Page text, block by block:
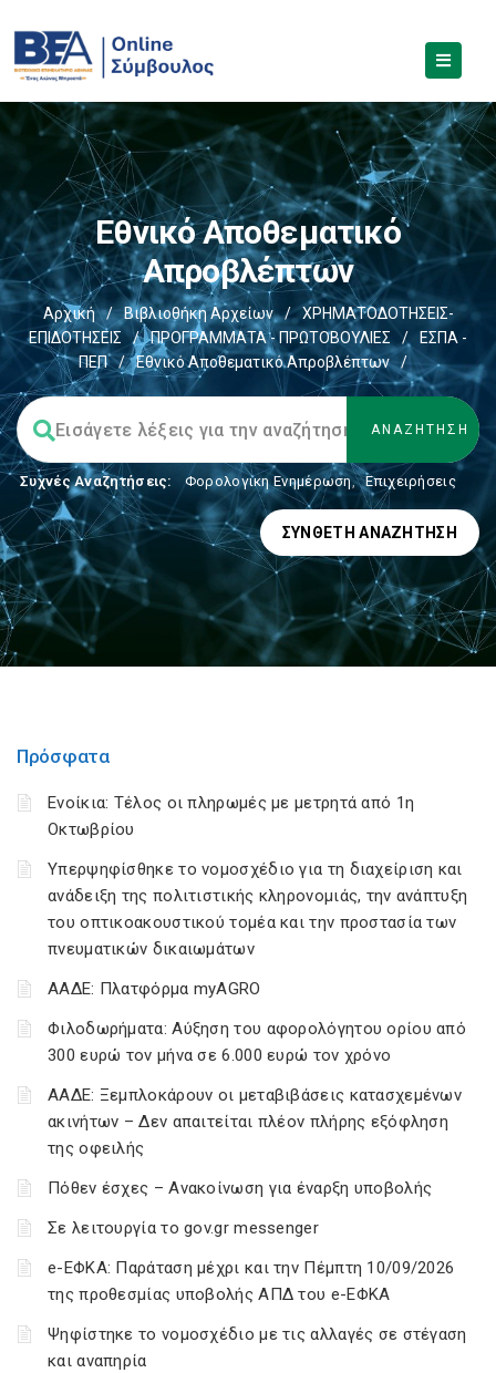
Εθνικό Αποθεματικό
Απροβλέπτων
Αρχική / Βιβλιοθήκη Αρχείων /
ΧΡΗΜΑΤΟΔΟΤΗΣΕΙΣ-
ΕΠΙΔΟΤΗΣΕΙΣ
/ ΠΡΟΓΡΑΜΜΑΤΑ - ΠΡΩΤΟΒΟΥΛΙΕΣ /
ΕΣΠΑ -
ΠΕΠ
/ Εθνικό Αποθεματικό Απροβλέπτων /
Συχνές Αναζητήσεις: Φορολογικη Ενημέρωση, Επιχειρήσεις
ΣΎΝΘΕΤΗ ΑΝΑΖΉΤΗΣΗ
Πρόσφατα
Ενοίκια: Τέλος οι πληρωμές με μετρητά από 1η
Οκτωβρίου
Υπερψηφίσθηκε το νομοσχέδιο για τη διαχείριση και
ανάδειξη της πολιτιστικής κληρονομιάς, την ανάπτυξη
του οπτικοακουστικού τομέα και την προστασία των
πνευματικών δικαιωμάτων
ΑΑΔΕ: Πλατφόρμα myAGRO
Φιλοδωρήματα: Αύξηση του αφορολόγητου ορίου από
300 ευρώ τον μήνα σε 6.000 ευρώ τον χρόνο
ΑΑΔΕ: Ξεμπλοκάρουν οι μεταβιβάσεις κατασχεμένων
ακινήτων – Δεν απαιτείται πλέον πλήρης εξόφληση
της οφειλής
Πόθεν έσχες – Ανακοίνωση για έναρξη υποβολής
Σε λειτουργία το gov.gr messenger
e-ΕΦΚΑ: Παράταση μέχρι και την Πέμπτη 10/09/2026
της προθεσμίας υποβολής ΑΠΔ του e-ΕΦΚΑ
Ψηφίστηκε το νομοσχέδιο με τις αλλαγές σε στέγαση
και αναπηρία